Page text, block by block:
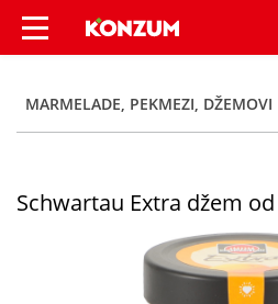
Schwartau Extra
MARMELADE, PEKMEZI, DŽEMOVI
Schwartau Extra džem